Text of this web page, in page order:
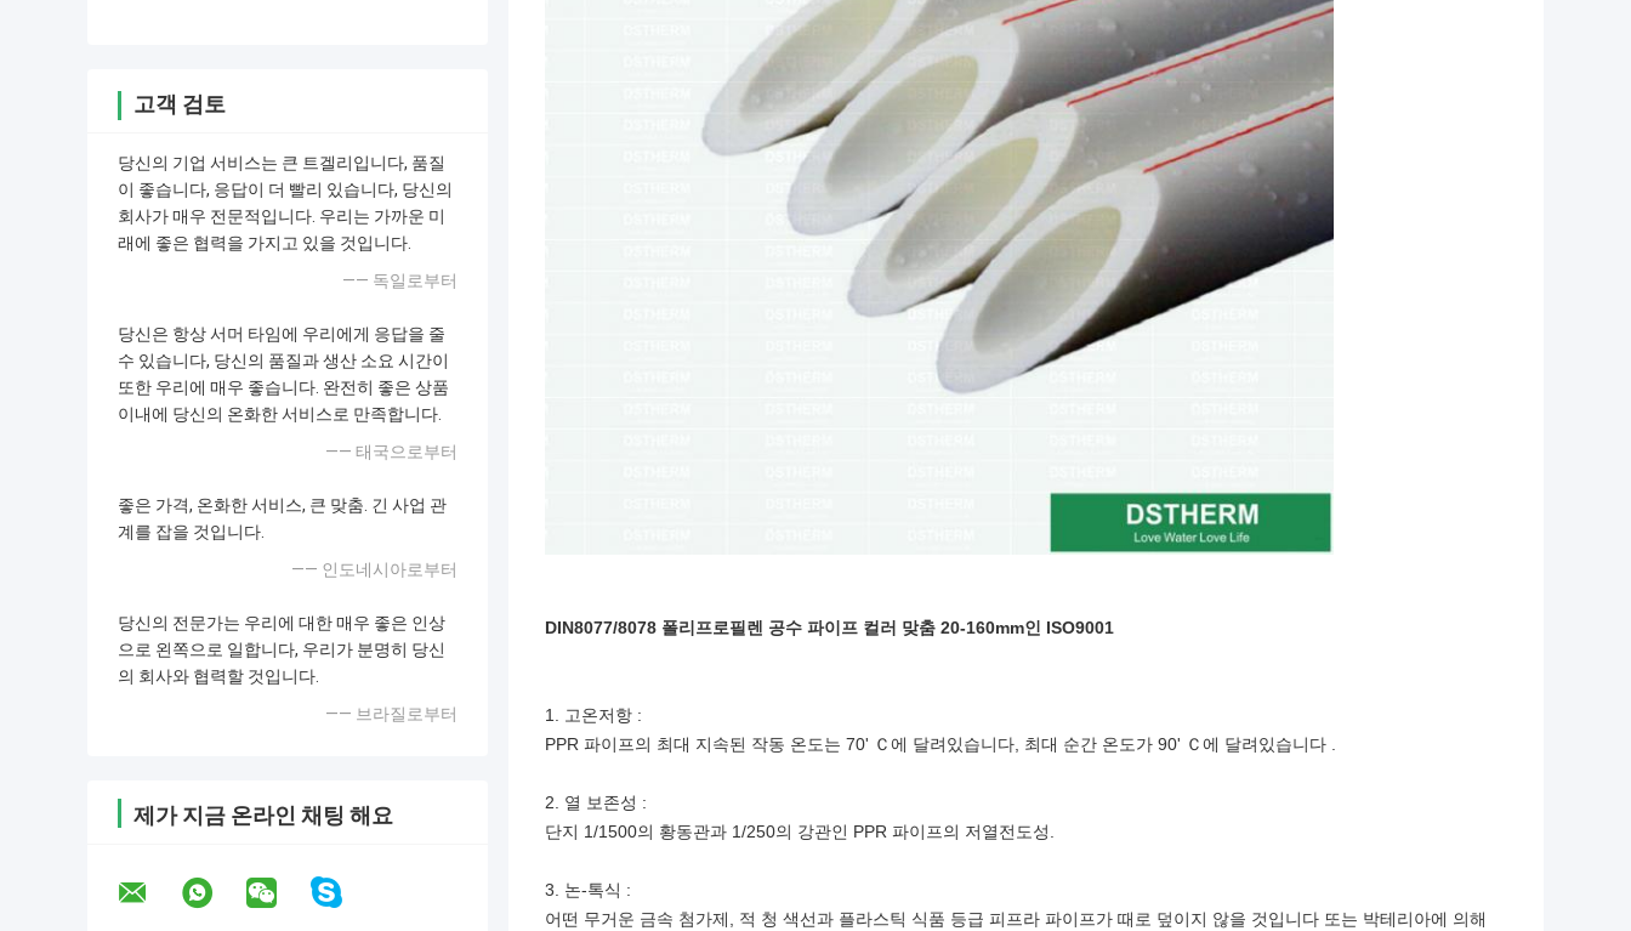
고객 검토
당신의 기업 서비스는 큰 트겔리입니다, 품질
이 좋습니다, 응답이 더 빨리 있습니다, 당신의
회사가 매우 전문적입니다. 우리는 가까운 미
래에 좋은 협력을 가지고 있을 것입니다.
—— 독일로부터
당신은 항상 서머 타임에 우리에게 응답을 줄
수 있습니다, 당신의 품질과 생산 소요 시간이
또한 우리에 매우 좋습니다. 완전히 좋은 상품
이내에 당신의 온화한 서비스로 만족합니다.
—— 태국으로부터
좋은 가격, 온화한 서비스, 큰 맞춤. 긴 사업 관
계를 잡을 것입니다.
—— 인도네시아로부터
당신의 전문가는 우리에 대한 매우 좋은 인상
으로 왼쪽으로 일합니다, 우리가 분명히 당신
의 회사와 협력할 것입니다.
—— 브라질로부터
제가 지금 온라인 채팅 해요
DIN8077/8078 폴리프로필렌 공수 파이프 컬러 맞춤 20-160mm인 ISO9001
1. 고온저항 :
PPR 파이프의 최대 지속된 작동 온도는 70' Ｃ에 달려있습니다, 최대 순간 온도가 90' Ｃ에 달려있습니다 .
2. 열 보존성 :
단지 1/1500의 황동관과 1/250의 강관인 PPR 파이프의 저열전도성.
3. 논-톡식 :
어떤 무거운 금속 첨가제, 적 청 색선과 플라스틱 식품 등급 피프라 파이프가 때로 덮이지 않을 것입니다 또는 박테리아에 의해